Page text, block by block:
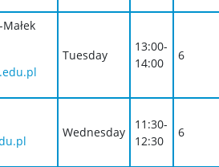
Tuesday
13:00-
14:00
6
Wednesday
11:30-
12:30
6